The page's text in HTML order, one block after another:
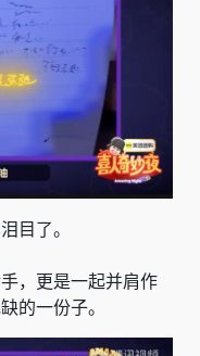
目了。
，更是一起并肩作
的一份子。